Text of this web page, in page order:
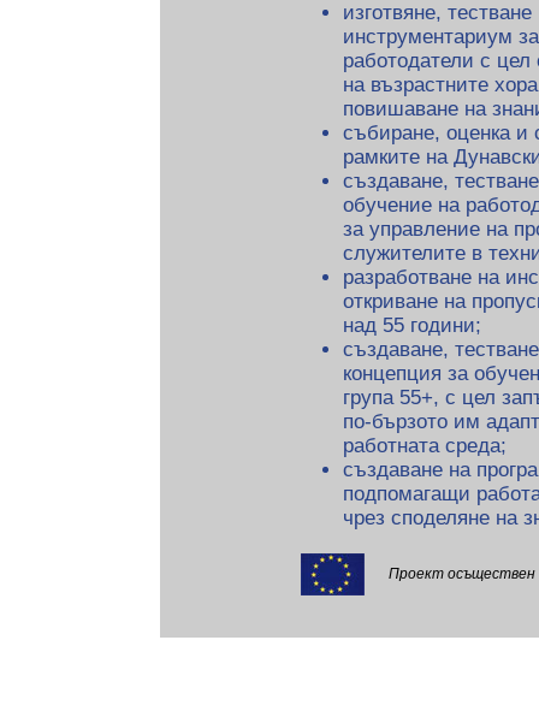
изготвяне,
инструментариум
работодатели с цел
на възрастните
повишаване на
събиране, оценка и
рамките на
създаване,
обучение на
за управление на
служителите в
разработване на
откриване на
над 55 години;
създаване,
концепция за
група 55+, с цел
по-бързото им
работната среда;
създаване на
подпомагащи
чрез споделяне на
Проект осъществен